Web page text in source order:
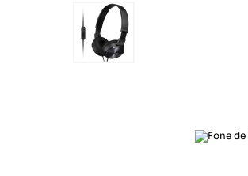
Esporte e lazer
Informática
Segurança e
Eletroportáteis